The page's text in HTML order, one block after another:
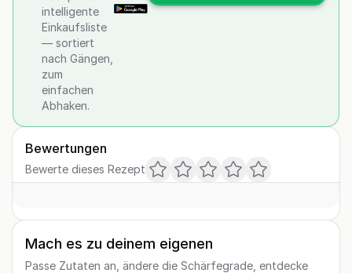
intelligente
Einkaufsliste
— sortiert
nach Gängen,
zum
einfachen
Abhaken.
Bewertungen
Bewerte dieses Rezept
Mach es zu deinem eigenen
Passe Zutaten an, ändere die Schärfegrade, entdecke